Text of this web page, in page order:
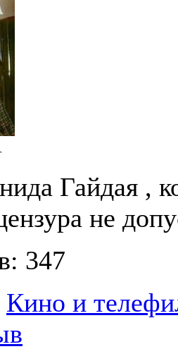
Гайдая ,
не
347
Кино и